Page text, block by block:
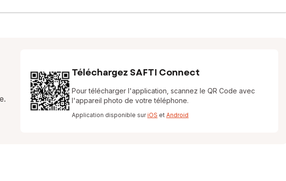
Téléchargez SAFTI Connect
Pour télécharger l'application, scannez le QR Code avec
l'appareil photo de votre téléphone.
Application disponible suriOS et Android